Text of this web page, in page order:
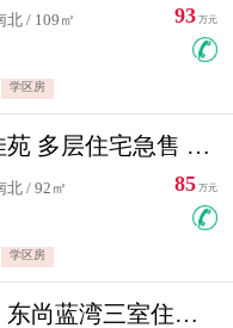
北 / 109㎡
学区房
93 万元
福海路 映雪佳苑 多层住宅急售 可公积金贷款
北 / 92㎡
学区房
85 万元
河滨路松霞路 东尚蓝湾三室住宅急售